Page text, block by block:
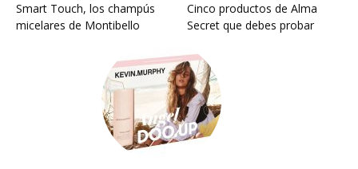
Smart Touch, los champús
micelares de Montibello
Cinco productos de Alma
Secret que debes probar